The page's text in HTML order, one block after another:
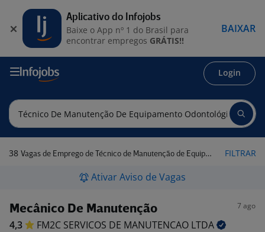
Login
38 Vagas de Emprego de Técnico de Manutenção de Equipamento Odontológico em Ribeirão Preto - SP FILTRAR
Ativar Aviso de Vagas
Mecânico De Manutenção 7 ago
4,3 FM2C SERVICOS DE MANUTENCAO LTDA
Aplicativo do Infojobs
Baixe o App nº 1 do Brasil para
encontrar empregos GRÁTIS!!
BAIXAR